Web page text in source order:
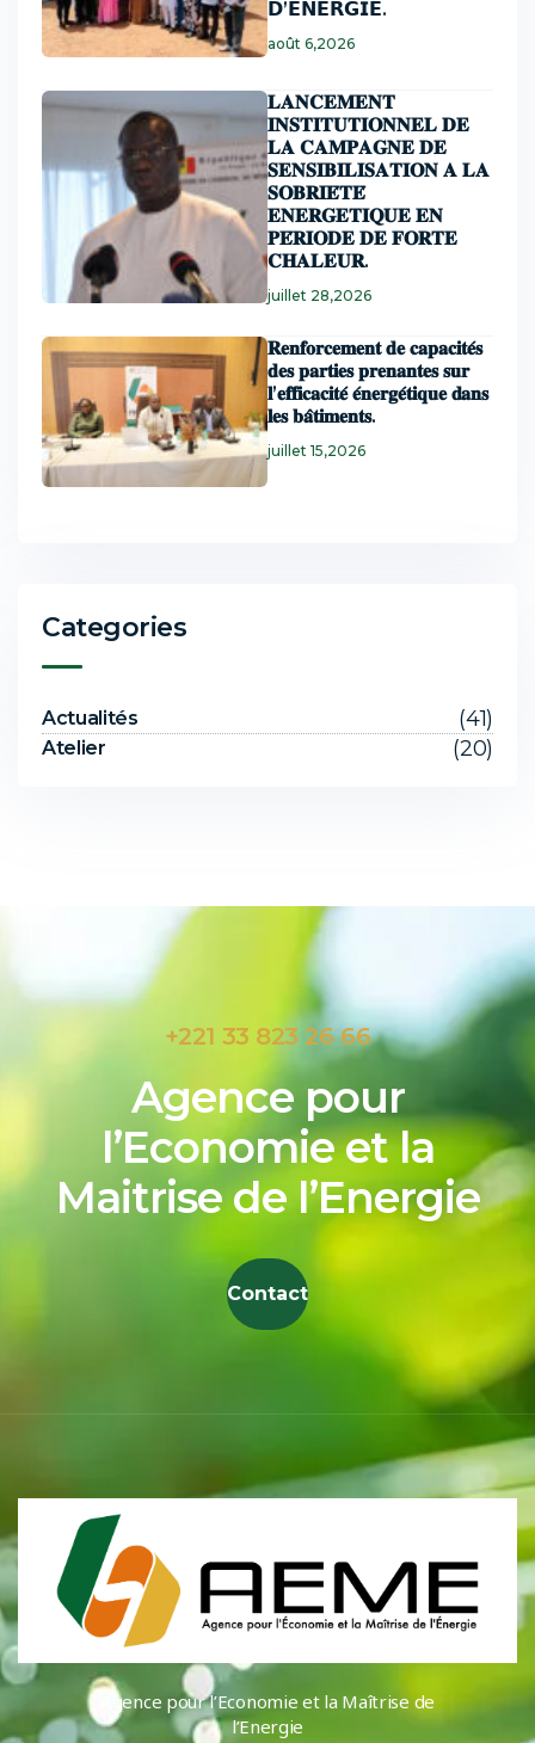
𝗗’𝗘𝗡𝗘𝗥𝗚𝗜𝗘.
août 6,2026
𝐋𝐀𝐍𝐂𝐄𝐌𝐄𝐍𝐓
𝐈𝐍𝐒𝐓𝐈𝐓𝐔𝐓𝐈𝐎𝐍𝐍𝐄𝐋 𝐃𝐄
𝐋𝐀 𝐂𝐀𝐌𝐏𝐀𝐆𝐍𝐄 𝐃𝐄
𝐒𝐄𝐍𝐒𝐈𝐁𝐈𝐋𝐈𝐒𝐀𝐓𝐈𝐎𝐍 𝐀 𝐋𝐀
𝐒𝐎𝐁𝐑𝐈𝐄́𝐓𝐄́
𝐄𝐍𝐄𝐑𝐆𝐄𝐓𝐈𝐐𝐔𝐄 𝐄𝐍
𝐏𝐄́𝐑𝐈𝐎𝐃𝐄 𝐃𝐄 𝐅𝐎𝐑𝐓𝐄
𝐂𝐇𝐀𝐋𝐄𝐔𝐑.
juillet 28,2026
𝐑𝐞𝐧𝐟𝐨𝐫𝐜𝐞𝐦𝐞𝐧𝐭 𝐝𝐞 𝐜𝐚𝐩𝐚𝐜𝐢𝐭𝐞́𝐬
𝐝𝐞𝐬 𝐩𝐚𝐫𝐭𝐢𝐞𝐬 𝐩𝐫𝐞𝐧𝐚𝐧𝐭𝐞𝐬 𝐬𝐮𝐫
𝐥’𝐞𝐟𝐟𝐢𝐜𝐚𝐜𝐢𝐭𝐞́ 𝐞́𝐧𝐞𝐫𝐠𝐞́𝐭𝐢𝐪𝐮𝐞 𝐝𝐚𝐧𝐬
𝐥𝐞𝐬 𝐛𝐚̂𝐭𝐢𝐦𝐞𝐧𝐭𝐬.
juillet 15,2026
Categories
Actualités (41)
Atelier (20)
+221 33 823 26 66
Agence pour
l’Economie et la
Maitrise de l’Energie
Contact
Agence pour l’Economie et la Maîtrise de
l’Energie